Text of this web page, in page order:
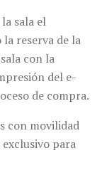
sala el
reserva de la
con la
del e-
de compra.
con movilidad
para